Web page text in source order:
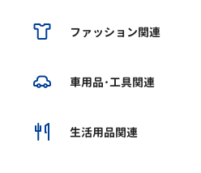
ファッション関連
車用品･工具関連
生活用品関連